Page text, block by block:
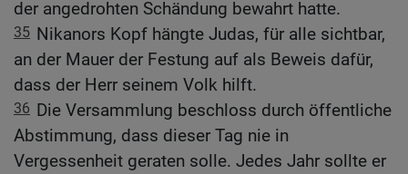
der angedrohten Schändung bewahrt hatte.
35 Nikanors Kopf hängte Judas, für alle sichtbar,
an der Mauer der Festung auf als Beweis dafür,
dass der Herr seinem Volk hilft.
36 Die Versammlung beschloss durch öffentliche
Abstimmung, dass dieser Tag nie in
Vergessenheit geraten solle. Jedes Jahr sollte er